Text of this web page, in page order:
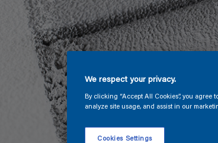
We respect your privacy.
By clicking “Accept All Cookies”, you
analyze site usage, and assist in our
Cookies Settings